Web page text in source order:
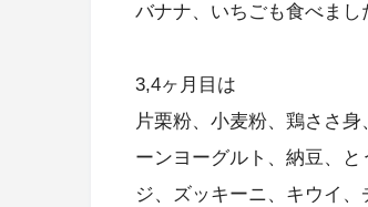
バナナ、いちごも食べま
3,4ヶ月目は
片栗粉、小麦粉、鶏ささ
ーンヨーグルト、納豆、
ジ、ズッキーニ、キウイ